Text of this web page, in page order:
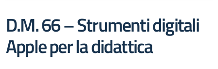
D.M. 66 – Strumenti digitali
Apple per la didattica